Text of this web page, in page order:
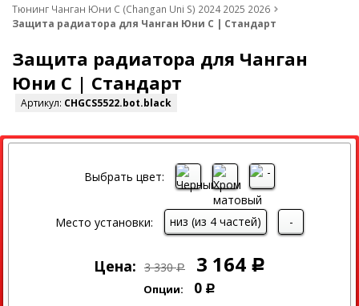
Тюнинг Чанган Юни С (Changan Uni S) 2024 2025 2026
Защита радиатора для Чанган Юни С | Стандарт
Защита радиатора для Чанган
Юни С | Стандарт
Артикул: CHGCS5522.bot.black
СКИДКА
Выбрать цвет:
Место установки: низ (из 4 частей) -
Цена: 3 330 Р 3 164 Р
Опции: 0 Р